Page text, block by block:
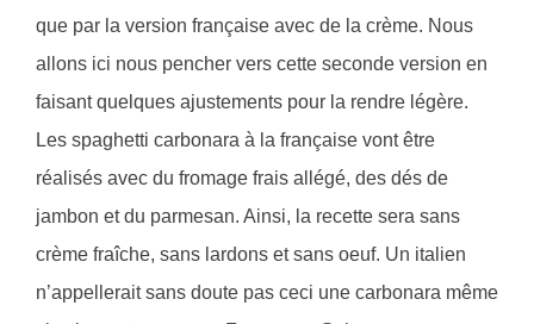
que par la version française avec de la crème. Nous
allons ici nous pencher vers cette seconde version en
faisant quelques ajustements pour la rendre légère.
Les spaghetti carbonara à la française vont être
réalisés avec du fromage frais allégé, des dés de
jambon et du parmesan. Ainsi, la recette sera sans
crème fraîche, sans lardons et sans oeuf. Un italien
n’appellerait sans doute pas ceci une carbonara même